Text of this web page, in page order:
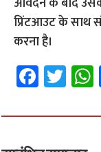
प्रिंटआउट के साथ
करना है।
Fa
ce
b
o
T
wi
tt
er